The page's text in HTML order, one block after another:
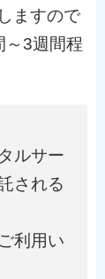
ますので
～3週間程
ルサー
される
利用い